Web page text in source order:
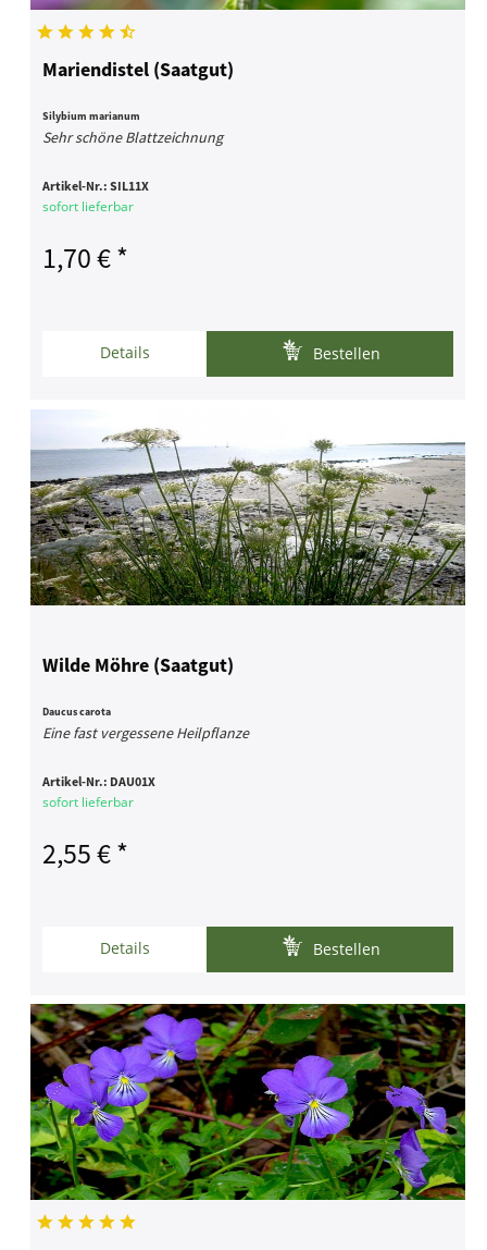
Mariendistel (Saatgut)
Silybium marianum
Sehr schöne Blattzeichnung
Artikel-Nr.:SIL11X
sofort lieferbar
1,70 € *
Details Bestellen
Wilde Möhre (Saatgut)
Daucus carota
Eine fast vergessene Heilpflanze
Artikel-Nr.: DAU01X
sofort lieferbar
2,55 € *
Details Bestellen